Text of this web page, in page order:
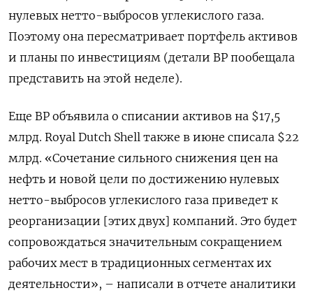
нулевых нетто-выбросов углекислого газа.
Поэтому она пересматривает портфель активов
и планы по инвестициям (детали ВР пообещала
представить на этой неделе).
Еще BP объявила о списании активов на $17,5
млрд. Royal Dutch Shell также в июне списала $22
млрд. «Сочетание сильного снижения цен на
нефть и новой цели по достижению нулевых
нетто-выбросов углекислого газа приведет к
реорганизации [этих двух] компаний. Это будет
сопровождаться значительным сокращением
рабочих мест в традиционных сегментах их
деятельности», – написали в отчете аналитики